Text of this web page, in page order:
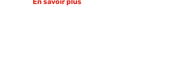
En savoir plus